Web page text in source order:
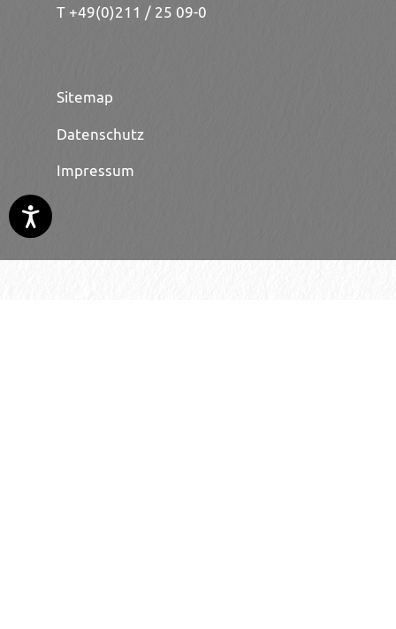
T +49(0)211 / 25 09-0
Sitemap
Datenschutz
Impressum